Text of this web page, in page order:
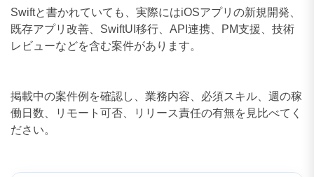
Swiftと書かれていても、実際にはiOSアプリの新規開発、
既存アプリ改善、SwiftUI移行、API連携、PM支援、技術
レビューなどを含む案件があります。
掲載中の案件例を確認し、業務内容、必須スキル、週の稼
働日数、リモート可否、リリース責任の有無を見比べてく
ださい。